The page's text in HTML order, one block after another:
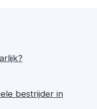
bestrijder in